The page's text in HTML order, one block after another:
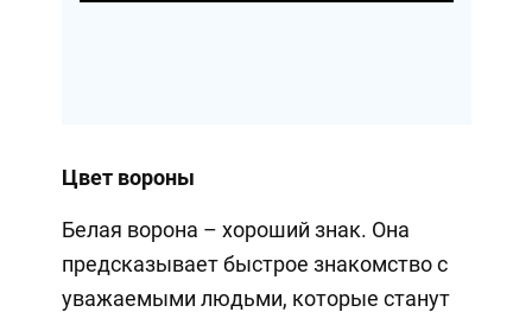
Цвет вороны
Белая ворона – хороший знак. Она
предсказывает быстрое знакомство с
уважаемыми людьми, которые станут